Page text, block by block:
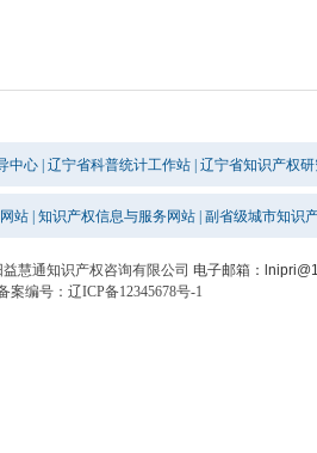
中心 辽宁省科普统计工作站 辽宁省知识产权
站 知识产权信息与服务网站 副省级城市知识
慧通知识产权咨询有限公司 电子邮箱：
案编号：辽ICP备12345678号-1